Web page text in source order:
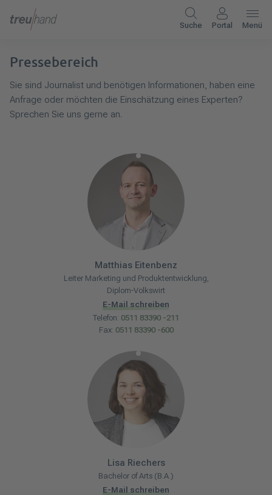
Suche Portal Menü
Pressebereich
Sie sind Journalist und benötigen Informationen, haben eine
Anfrage oder möchten die Einschätzung eines Experten?
Sprechen Sie uns gerne an.
Matthias Eitenbenz
Leiter Marketing und Produktentwicklung,
Diplom-Volkswirt
E-Mail schreiben
Telefon: 0511 83390 -211
Fax: 0511 83390 -600
Lisa Riechers
Bachelor of Arts (B.A.)
E-Mail schreiben